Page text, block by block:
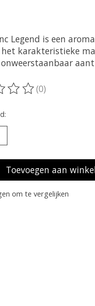
Legend is een
karakteristieke
van dit product
(0)
Toevoegen aan
om te vergelijken